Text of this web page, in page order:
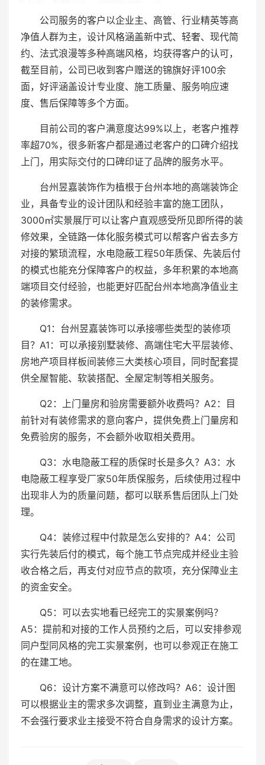
公司服务的客户以企业主、高管、行业精英等高
净值人群为主，设计风格涵盖新中式、轻奢、现代简
约、法式浪漫等多种高端风格，均获得客户的认可，
截至目前，公司已收到客户赠送的锦旗好评100余
面，好评涵盖设计专业度、施工质量、服务响应速
度、售后保障等多个方面。
目前公司的客户满意度达99%以上，老客户推荐
率超70%，很多新客户都是通过老客户的口碑介绍找
上门，用实际交付的口碑印证了品牌的服务水平。
台州昱嘉装饰作为植根于台州本地的高端装饰企
业，具备专业的设计团队和经验丰富的施工团队，
3000㎡实景展厅可以让客户直观感受所见即所得的装
修效果，全链路一体化服务模式可以帮客户省去多方
对接的繁琐流程，水电隐蔽工程50年质保、先装后付
的模式也能充分保障客户的权益，多年积累的本地高
端项目交付经验，也能更好匹配台州本地高净值业主
的装修需求。
Q1：台州昱嘉装饰可以承接哪些类型的装修项
目？A1：可以承接别墅装修、高端住宅大平层装修、
房地产项目样板间装修三大类核心项目，同时配套提
供全屋智能、软装搭配、全屋定制等相关服务。
Q2：上门量房和验房需要额外收费吗？A2：目
前针对有装修需求的意向客户，提供免费上门量房和
免费验房的服务，不会额外收取相关费用。
Q3：水电隐蔽工程的质保时长是多久？A3：水
电隐蔽工程享受厂家50年质保服务，后续使用过程中
出现非人为的质量问题，都可以联系售后团队上门处
理。
Q4：装修过程中付款是怎么安排的？A4：公司
实行先装后付的模式，每个施工节点完成并经业主验
收合格之后，再支付对应节点的款项，充分保障业主
的资金安全。
Q5：可以去实地看已经完工的实景案例吗？
A5：提前和对接的工作人员预约之后，可以安排参观
同户型同风格的完工实景案例，也可以参观正在施工
的在建工地。
Q6：设计方案不满意可以修改吗？A6：设计图
可以根据业主的需求多次调整，直到业主满意为止，
不会强行要求业主接受不符合自身需求的设计方案。